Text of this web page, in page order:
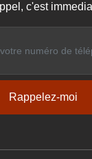
c'est